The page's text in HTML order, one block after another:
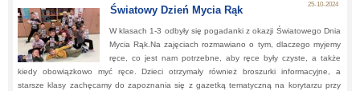
25-10-2024
Światowy Dzień Mycia Rąk
W klasach 1-3 odbyły się pogadanki z okazji Światowego Dnia
Mycia Rąk.Na zajęciach rozmawiano o tym, dlaczego myjemy
ręce, co jest nam potrzebne, aby ręce były czyste, a także
kiedy obowiązkowo myć ręce. Dzieci otrzymały również broszurki informacyjne, a
starsze klasy zachęcamy do zapoznania się z gazetką tematyczną na korytarzu przy